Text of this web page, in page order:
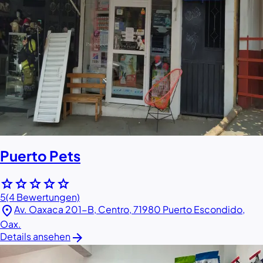
Puerto Pets
starstarstarstarstar
5(4 Bewertungen)
location_onAv. Oaxaca 201-B, Centro, 71980 Puerto Escondido,
Oax.
Details ansehenarrow_forward